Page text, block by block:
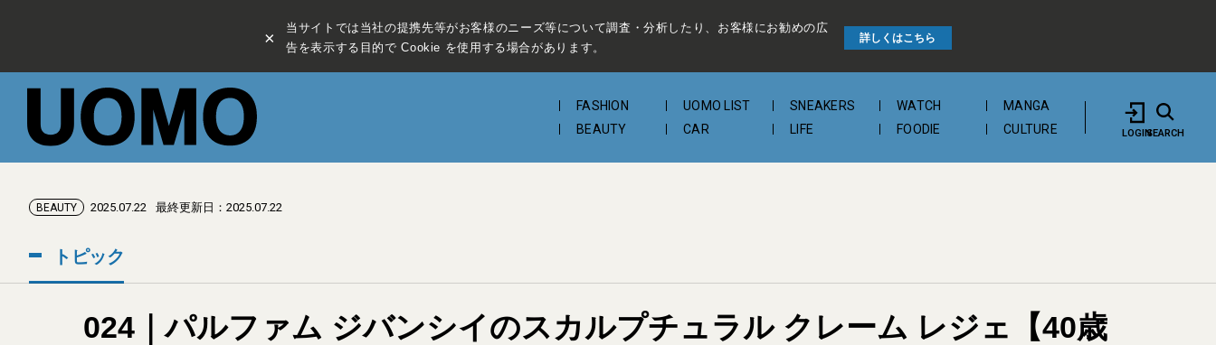
×
当サイトでは当社の提携先等がお客様のニーズ等について調査・分析したり、お客様にお勧めの広
告を表示する目的で Cookie を使用する場合があります。
詳しくはこちら
FASHION UOMO LIST SNEAKERS WATCH
MANGA
BEAUTY
CAR LIFE FOODIE CULTURE LOGINSEARCH
BEAUTY 2025.07.22 最終更新日：2025.07.22
トピック
024｜パルファム ジバンシイのスカルプチュラル クレーム レジェ【40歳